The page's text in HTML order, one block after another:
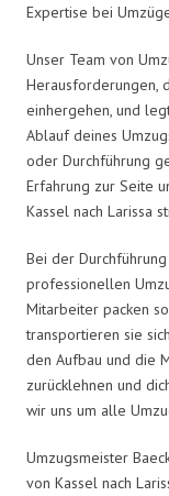
Expertise bei
Unser Team von
Herausforderungen,
einhergehen, und
Ablauf deines
oder Durchführung
Erfahrung zur Seite
Kassel nach Larissa
Bei der
professionellen
Mitarbeiter packen
transportieren sie
den Aufbau und die
zurücklehnen und
wir uns um alle
Umzugsmeister
von Kassel nach